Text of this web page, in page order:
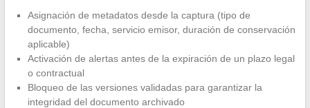
Asignación de metadatos desde la captura (tipo de
documento, fecha, servicio emisor, duración de conservación
aplicable)
Activación de alertas antes de la expiración de un plazo legal
o contractual
Bloqueo de las versiones validadas para garantizar la
integridad del documento archivado